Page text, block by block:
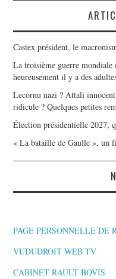
Castex président, le
La troisième guerre mondiale
heureusement il y a des
Lecornu nazi ? Attali
ridicule ? Quelques petites
Élection présidentielle 2027,
« La bataille de Gaulle », un
PAGE PERSONNELLE DE
VUDUDROIT WEB TV
CABINET RAULT BOVIS